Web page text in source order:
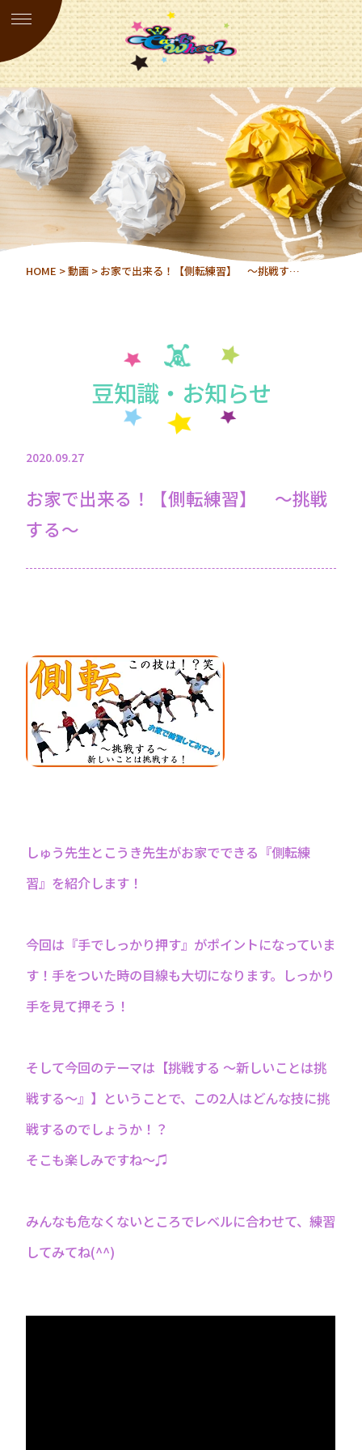
HOME >動画 > お家で出来る！【側転練習】 〜挑戦す…
豆知識・お知らせ
2020.09.27
お家で出来る！【側転練習】 〜挑戦
する〜
しゅう先生とこうき先生がお家でできる『側転練
習』を紹介します！
今回は『手でしっかり押す』がポイントになっていま
す！手をついた時の目線も大切になります。しっかり
手を見て押そう！
そして今回のテーマは【挑戦する 〜新しいことは挑
戦する〜』】ということで、この2人はどんな技に挑
戦するのでしょうか！？
そこも楽しみですね〜♫
みんなも危なくないところでレベルに合わせて、練習
してみてね(^^)